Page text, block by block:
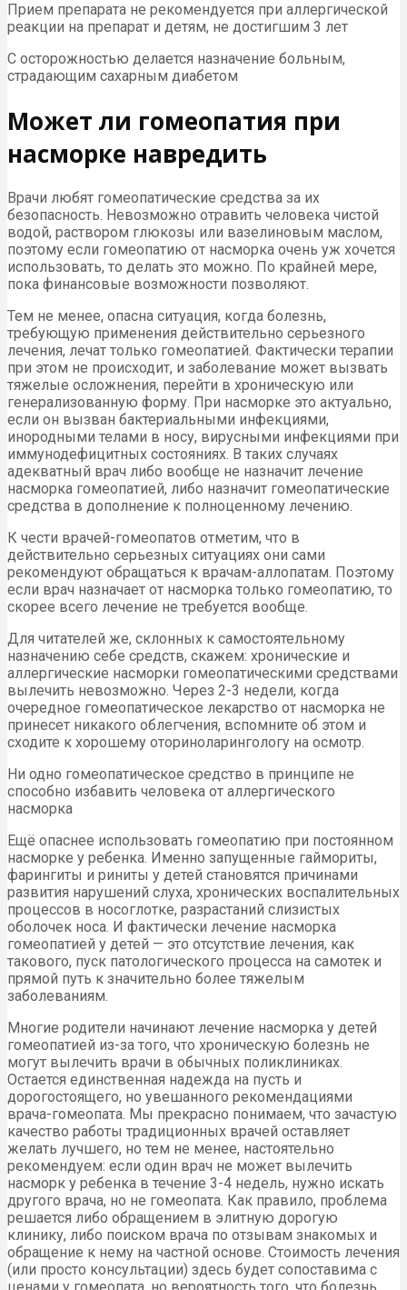
Прием препарата не рекомендуется при аллергической
реакции на препарат и детям, не достигшим 3 лет
С осторожностью делается назначение больным,
страдающим сахарным диабетом
Может ли гомеопатия при
насморке навредить
Врачи любят гомеопатические средства за их
безопасность. Невозможно отравить человека чистой
водой, раствором глюкозы или вазелиновым маслом,
поэтому если гомеопатию от насморка очень уж хочется
использовать, то делать это можно. По крайней мере,
пока финансовые возможности позволяют.
Тем не менее, опасна ситуация, когда болезнь,
требующую применения действительно серьезного
лечения, лечат только гомеопатией. Фактически терапии
при этом не происходит, и заболевание может вызвать
тяжелые осложнения, перейти в хроническую или
генерализованную форму. При насморке это актуально,
если он вызван бактериальными инфекциями,
инородными телами в носу, вирусными инфекциями при
иммунодефицитных состояниях. В таких случаях
адекватный врач либо вообще не назначит лечение
насморка гомеопатией, либо назначит гомеопатические
средства в дополнение к полноценному лечению.
К чести врачей-гомеопатов отметим, что в
действительно серьезных ситуациях они сами
рекомендуют обращаться к врачам-аллопатам. Поэтому
если врач назначает от насморка только гомеопатию, то
скорее всего лечение не требуется вообще.
Для читателей же, склонных к самостоятельному
назначению себе средств, скажем: хронические и
аллергические насморки гомеопатическими средствами
вылечить невозможно. Через 2-3 недели, когда
очередное гомеопатическое лекарство от насморка не
принесет никакого облегчения, вспомните об этом и
сходите к хорошему оториноларингологу на осмотр.
Ни одно гомеопатическое средство в принципе не
способно избавить человека от аллергического
насморка
Ещё опаснее использовать гомеопатию при постоянном
насморке у ребенка. Именно запущенные гаймориты,
фарингиты и риниты у детей становятся причинами
развития нарушений слуха, хронических воспалительных
процессов в носоглотке, разрастаний слизистых
оболочек носа. И фактически лечение насморка
гомеопатией у детей — это отсутствие лечения, как
такового, пуск патологического процесса на самотек и
прямой путь к значительно более тяжелым
заболеваниям.
Многие родители начинают лечение насморка у детей
гомеопатией из-за того, что хроническую болезнь не
могут вылечить врачи в обычных поликлиниках.
Остается единственная надежда на пусть и
дорогостоящего, но увешанного рекомендациями
врача-гомеопата. Мы прекрасно понимаем, что зачастую
качество работы традиционных врачей оставляет
желать лучшего, но тем не менее, настоятельно
рекомендуем: если один врач не может вылечить
насморк у ребенка в течение 3-4 недель, нужно искать
другого врача, но не гомеопата. Как правило, проблема
решается либо обращением в элитную дорогую
клинику, либо поиском врача по отзывам знакомых и
обращение к нему на частной основе. Стоимость лечения
(или просто консультации) здесь будет сопоставима с